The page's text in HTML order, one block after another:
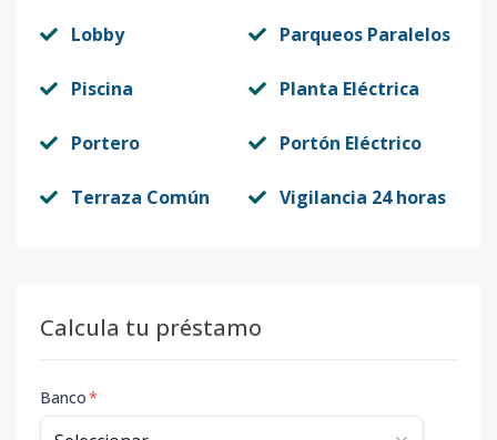
Lobby Parqueos Paralelos
Piscina Planta Eléctrica
Portero Portón Eléctrico
Terraza Común Vigilancia 24 horas
Calcula tu préstamo
Banco*